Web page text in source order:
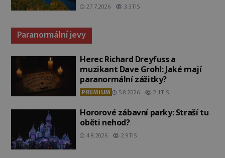
27.7.2026 3.3TIS
Paranormální jevy
Herec Richard Dreyfuss a
muzikant Dave Grohl: Jaké mají
paranormální zážitky?
PREMIUM 5.8.2026 2.1TIS
Hororové zábavní parky: Straší tu
oběti nehod?
4.8.2026 2.9TIS